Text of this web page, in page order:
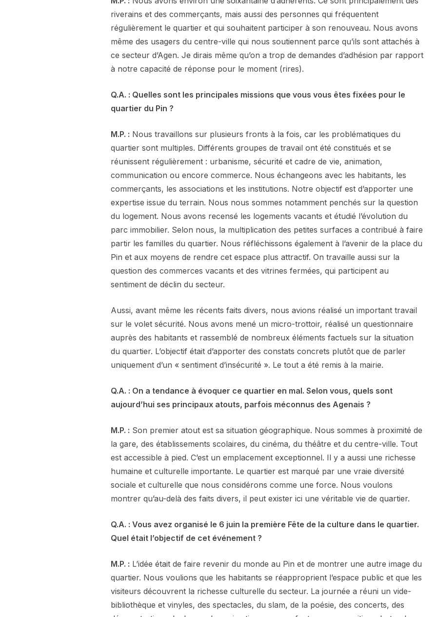
riverains et des commerçants, mais aussi des personnes qui fréquentent
régulièrement le quartier et qui souhaitent participer à son renouveau. Nous avons
même des usagers du centre-ville qui nous soutiennent parce qu’ils sont attachés à
ce secteur d’Agen. Je dirais même qu’on a trop de demandes d’adhésion par rapport
à notre capacité de réponse pour le moment (rires).
Q.A. : Quelles sont les principales missions que vous vous êtes fixées pour le
quartier du Pin ?
M.P. : Nous travaillons sur plusieurs fronts à la fois, car les problématiques du
quartier sont multiples. Différents groupes de travail ont été constitués et se
réunissent régulièrement : urbanisme, sécurité et cadre de vie, animation,
communication ou encore commerce. Nous échangeons avec les habitants, les
commerçants, les associations et les institutions. Notre objectif est d’apporter une
expertise issue du terrain. Nous nous sommes notamment penchés sur la question
du logement. Nous avons recensé les logements vacants et étudié l’évolution du
parc immobilier. Selon nous, la multiplication des petites surfaces a contribué à faire
partir les familles du quartier. Nous réfléchissons également à l’avenir de la place du
Pin et aux moyens de rendre cet espace plus attractif. On travaille aussi sur la
question des commerces vacants et des vitrines fermées, qui participent au
sentiment de déclin du secteur.
Aussi, avant même les récents faits divers, nous avions réalisé un important travail
sur le volet sécurité. Nous avons mené un micro-trottoir, réalisé un questionnaire
auprès des habitants et rassemblé de nombreux éléments factuels sur la situation
du quartier. L’objectif était d’apporter des constats concrets plutôt que de parler
uniquement d’un « sentiment d’insécurité ». Le tout a été remis à la mairie.
Q.A. : On a tendance à évoquer ce quartier en mal. Selon vous, quels sont
aujourd’hui ses principaux atouts, parfois méconnus des Agenais ?
M.P. : Son premier atout est sa situation géographique. Nous sommes à proximité de
la gare, des établissements scolaires, du cinéma, du théâtre et du centre-ville. Tout
est accessible à pied. C’est un emplacement exceptionnel. Il y a aussi une richesse
humaine et culturelle importante. Le quartier est marqué par une vraie diversité
sociale et culturelle que nous considérons comme une force. Nous voulons
montrer qu’au-delà des faits divers, il peut exister ici une véritable vie de quartier.
Q.A. : Vous avez organisé le 6 juin la première Fête de la culture dans le quartier.
Quel était l’objectif de cet événement ?
M.P. : L’idée était de faire revenir du monde au Pin et de montrer une autre image du
quartier. Nous voulions que les habitants se réapproprient l’espace public et que les
visiteurs découvrent la richesse culturelle du secteur. La journée a réuni un vide-
bibliothèque et vinyles, des spectacles, du slam, de la poésie, des concerts, des